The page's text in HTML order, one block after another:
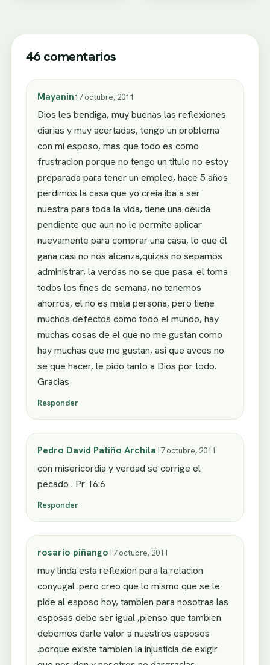
46 comentarios
Mayanin17 octubre, 2011
Dios les bendiga, muy buenas las reflexiones
diarias y muy acertadas, tengo un problema
con mi esposo, mas que todo es como
frustracion porque no tengo un titulo no estoy
preparada para tener un empleo, hace 5 años
perdimos la casa que yo creia iba a ser
nuestra para toda la vida, tiene una deuda
pendiente que aun no le permite aplicar
nuevamente para comprar una casa, lo que él
gana casi no nos alcanza,quizas no sepamos
administrar, la verdas no se que pasa. el toma
todos los fines de semana, no tenemos
ahorros, el no es mala persona, pero tiene
muchos defectos como todo el mundo, hay
muchas cosas de el que no me gustan como
hay muchas que me gustan, asi que avces no
se que hacer, le pido tanto a Dios por todo.
Gracias
Responder
Pedro David Patiño Archila17 octubre, 2011
con misericordia y verdad se corrige el
pecado . Pr 16:6
Responder
rosario piñango17 octubre, 2011
muy linda esta reflexion para la relacion
conyugal .pero creo que lo mismo que se le
pide al esposo hoy, tambien para nosotras las
esposas debe ser igual ,pienso que tambien
debemos darle valor a nuestros esposos
.porque existe tambien la injusticia de exigir